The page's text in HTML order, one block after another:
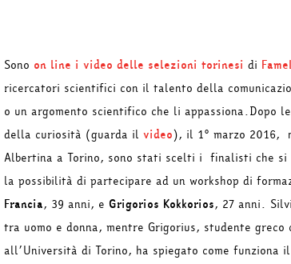
Sono on line i video delle selezioni torinesi di
ricercatori scientifici con il talento della
o un argomento scientifico che li
della curiosità (guarda il video), il 1° marzo 2016,
Albertina a Torino, sono stati scelti i finalisti che
la possibilità di partecipare ad un workshop di
Francia, 39 anni, e Grigorios Kokkorios, 27 anni.
tra uomo e donna, mentre Grigorius, studente
all’Università di Torino, ha spiegato come